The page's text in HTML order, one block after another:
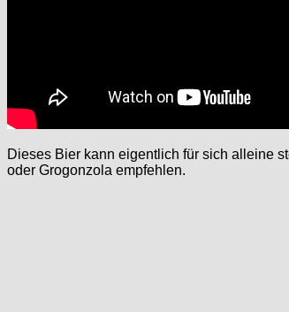
Dieses Bier kann eigentlich für sich alleine
oder Grogonzola empfehlen.